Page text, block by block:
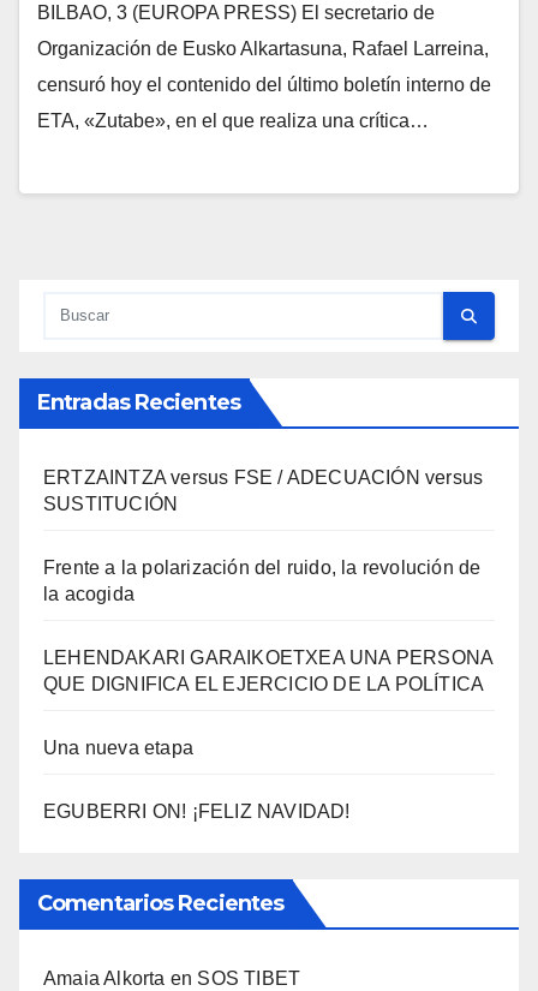
BILBAO, 3 (EUROPA PRESS) El secretario de
Organización de Eusko Alkartasuna, Rafael Larreina,
censuró hoy el contenido del último boletí­n interno de
ETA, «Zutabe», en el que realiza una crí­tica…
Entradas Recientes
ERTZAINTZA versus FSE / ADECUACIÓN versus
SUSTITUCIÓN
Frente a la polarización del ruido, la revolución de
la acogida
LEHENDAKARI GARAIKOETXEA UNA PERSONA
QUE DIGNIFICA EL EJERCICIO DE LA POLÍTICA
Una nueva etapa
EGUBERRI ON! ¡FELIZ NAVIDAD!
Comentarios Recientes
Amaia Alkorta en SOS TIBET